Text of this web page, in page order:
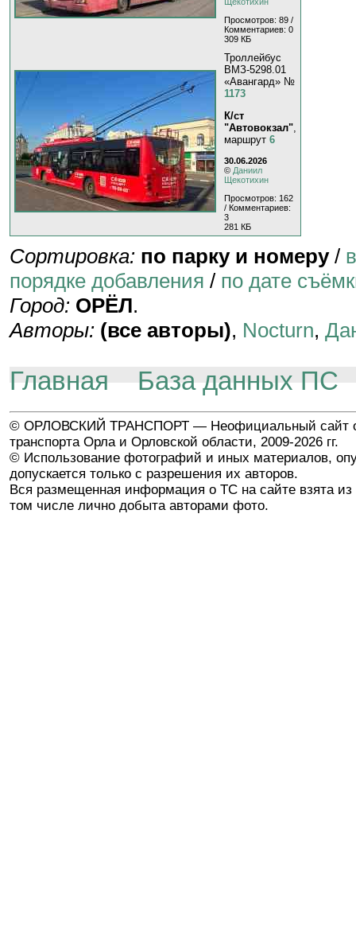
Щекотихин
Просмотров: 89 /
Комментариев: 0
309 КБ
Троллейбус
ВМЗ-5298.01
«Авангард» №
1173
К/ст
"Автовокзал",
маршрут 6
30.06.2026
© Даниил
Щекотихин
Просмотров: 162
/ Комментариев:
3
281 КБ
Сортировка: по парку и номеру/
порядке добавления / по дате
Город: ОРЁЛ.
Авторы: (все авторы), Nocturn,
Главная База данных ПС
© ОРЛОВСКИЙ ТРАНСПОРТ — Неофициальный сайт
транспорта Орла и Орловской области, 2009-2026 гг.
© Использование фотографий и иных материалов,
допускается только с разрешения их авторов.
Вся размещенная информация о ТС на сайте взята из
том числе лично добыта авторами фото.